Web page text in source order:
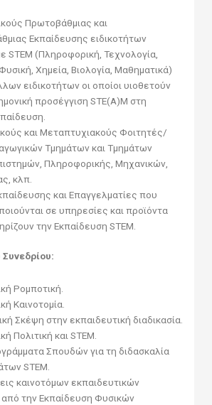
Πρωτοβάθμιας και
Εκπαίδευσης ειδικοτήτων
STEM (Πληροφορική, Τεχνολογία,
Χημεία, Βιολογία, Μαθηματικά)
ειδικοτήτων οι οποίοι υιοθετούν
προσέγγιση STE(A)M στη
και Μεταπτυχιακούς Φοιτητές/
Τμημάτων και Τμημάτων
Πληροφορικής, Μηχανικών,
κλπ.
και Επαγγελματίες που
σε υπηρεσίες και προϊόντα
την Εκπαίδευση STEM.
Ρομποτική.
Καινοτομία.
Σκέψη στην εκπαιδευτική διαδικασία.
Πολιτική και STEM.
Σπουδών για τη διδασκαλία
STEM.
καινοτόμων εκπαιδευτικών
την Εκπαίδευση Φυσικών